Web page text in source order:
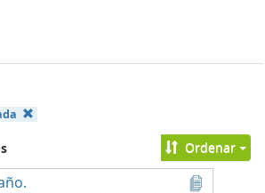
Ordenar